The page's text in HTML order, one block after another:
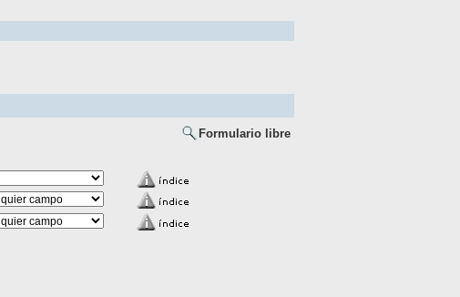
Formulario libre